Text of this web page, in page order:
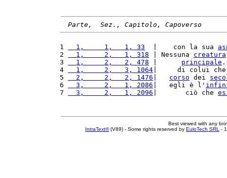
Parte,  Sez., Capitolo, Capoverso
1
  1,     1,   1, 33
  |    con la sua
2
  1,     2,   1, 318
| Nessuna creatura
3
  1,     2,   2, 478
principale
4
  1,     2,   3, 1064
|     di colui
5
  2,     2,   2, 1476
corso dei
6
  3,     2,   1, 2086
|   egli è l'
7
  3,     2,   1, 2096
|       ciò che
Best viewed with any
IntraText®(V89) - Some rights reserved by EuloTech SRL -